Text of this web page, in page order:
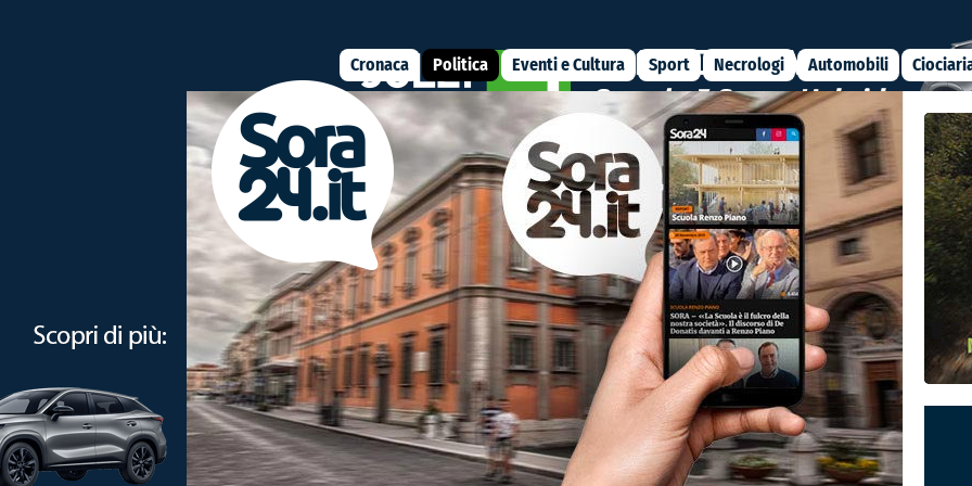
Cronaca Politica Eventi e Cultura Sport Necrologi Automobili